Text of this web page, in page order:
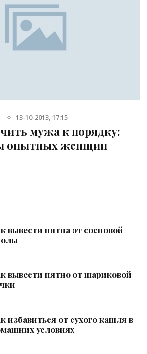
13-10-2013, 17:15
мужа к порядку:
опытных женщин
вывести пятна от сосновой
вывести пятно от шариковой
избавиться от сухого кашля в
условиях